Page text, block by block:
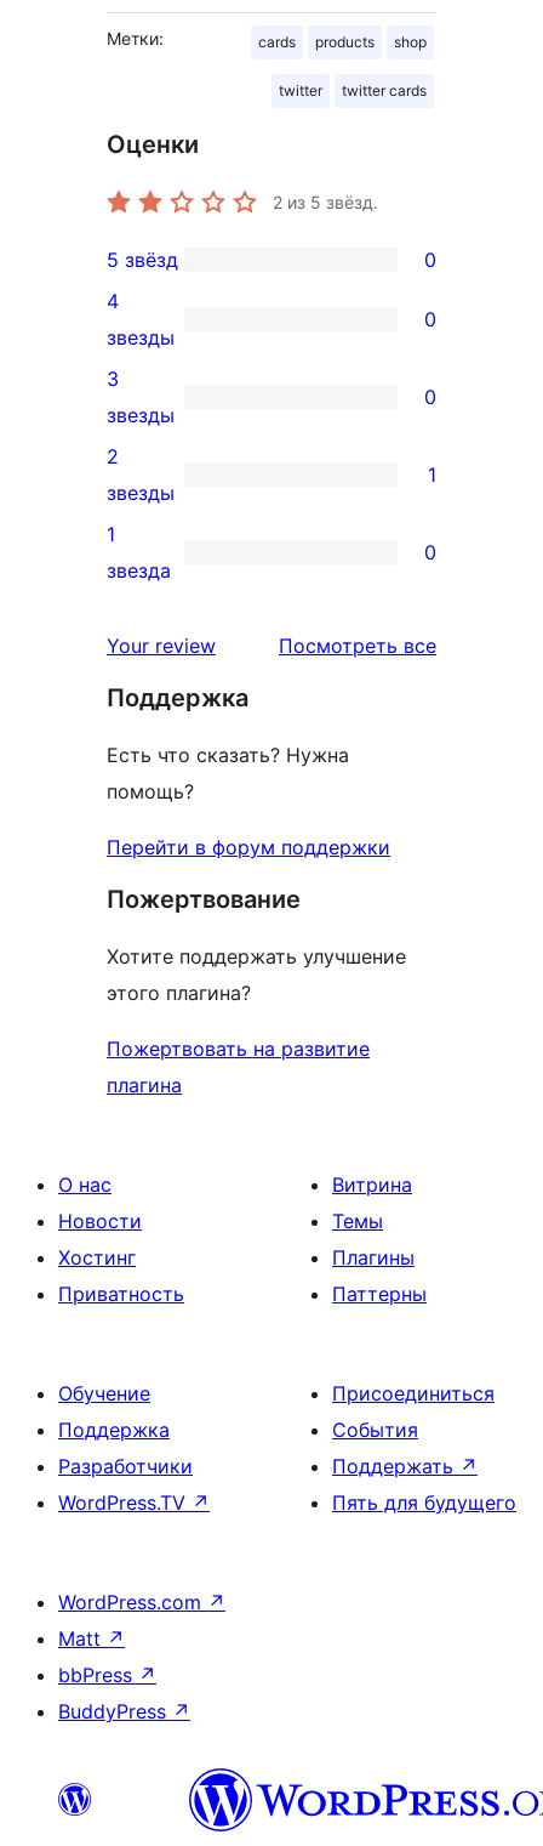
Метки: cards products shop
twitter twitter cards
Оценки
2 из 5 звёзд.
0
5-
звездный
отзыв
5 звёзд 0
0
4-
звездный
отзыв
4
звезды
0
0
3-
звездный
отзыв
3
звезды
0
1
2-
звездный
2
звезды
1
0
звездный
1
звезда
0
Your review Посмотреть всеотзывы
Поддержка
Есть что сказать? Нужна
помощь?
Перейти в форум поддержки
Пожертвование
Хотите поддержать улучшение
этого плагина?
Пожертвовать на развитие
плагина
О нас
Новости
Хостинг
Приватность
Витрина
Темы
Плагины
Паттерны
Обучение
Поддержка
Разработчики
WordPress.TV ↗
Присоединиться
События
Поддержать ↗
Пять для будущего
WordPress.com ↗
Matt ↗
bbPress ↗
BuddyPress ↗